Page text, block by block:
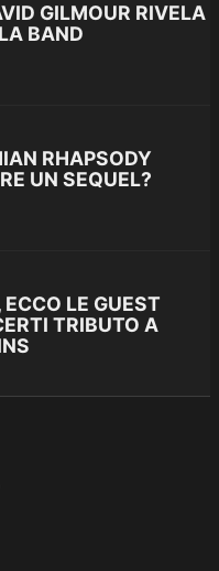
GILMOUR RIVELA
BAND
RHAPSODY
UN SEQUEL?
LE GUEST
TRIBUTO A